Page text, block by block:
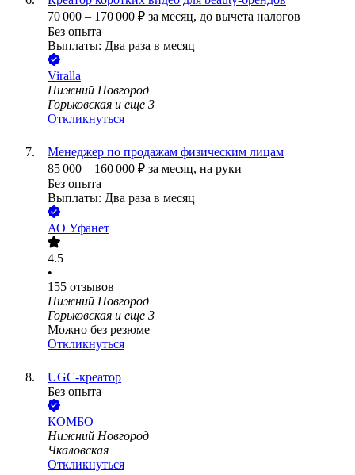
70 000 – 170 000 ₽ за месяц, до вычета налогов
Без опыта
Выплаты: Два раза в месяц
Viralla
Нижний Новгород
Горьковская и еще 3
Откликнуться
Менеджер по продажам физическим лицам
85 000 – 160 000 ₽ за месяц, на руки
Без опыта
Выплаты: Два раза в месяц
АО Уфанет
4.5
•
155 отзывов
Нижний Новгород
Горьковская и еще 3
Можно без резюме
Откликнуться
UGC-креатор
Без опыта
КОМБО
Нижний Новгород
Чкаловская
Откликнуться